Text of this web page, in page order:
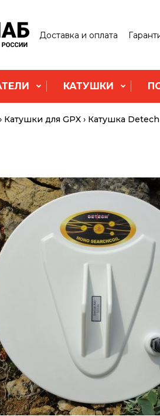
Доставка и оплата
КАТУШКИ
Катушки для GPX Катушка Detech